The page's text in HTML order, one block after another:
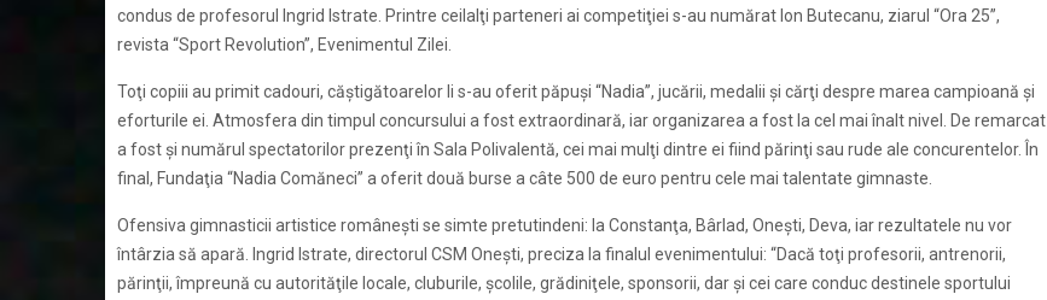
condus de profesorul Ingrid Istrate. Printre ceilalţi parteneri ai competiţiei s-au numărat Ion Butecanu, ziarul “Ora 25”,
revista “Sport Revolution”, Evenimentul Zilei.
Toţi copiii au primit cadouri, căştigătoarelor li s-au oferit păpuşi “Nadia”, jucării, medalii şi cărţi despre marea campioană şi
eforturile ei. Atmosfera din timpul concursului a fost extraordinară, iar organizarea a fost la cel mai înalt nivel. De remarcat
a fost şi numărul spectatorilor prezenţi în Sala Polivalentă, cei mai mulţi dintre ei fiind părinţi sau rude ale concurentelor. În
final, Fundaţia “Nadia Comăneci” a oferit două burse a câte 500 de euro pentru cele mai talentate gimnaste.
Ofensiva gimnasticii artistice româneşti se simte pretutindeni: la Constanţa, Bârlad, Oneşti, Deva, iar rezultatele nu vor
întârzia să apară. Ingrid Istrate, directorul CSM Oneşti, preciza la finalul evenimentului: “Dacă toţi profesorii, antrenorii,
părinţii, împreună cu autorităţile locale, cluburile, şcolile, grădiniţele, sponsorii, dar şi cei care conduc destinele sportului